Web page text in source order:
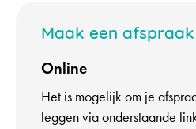
Maak een afspraak
Online
Het is mogelijk om je
leggen via onderstaande